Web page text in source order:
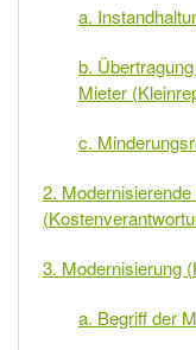
a.
b.
Mieter
c.
2.
3. Modernisierung
a. Begriff der